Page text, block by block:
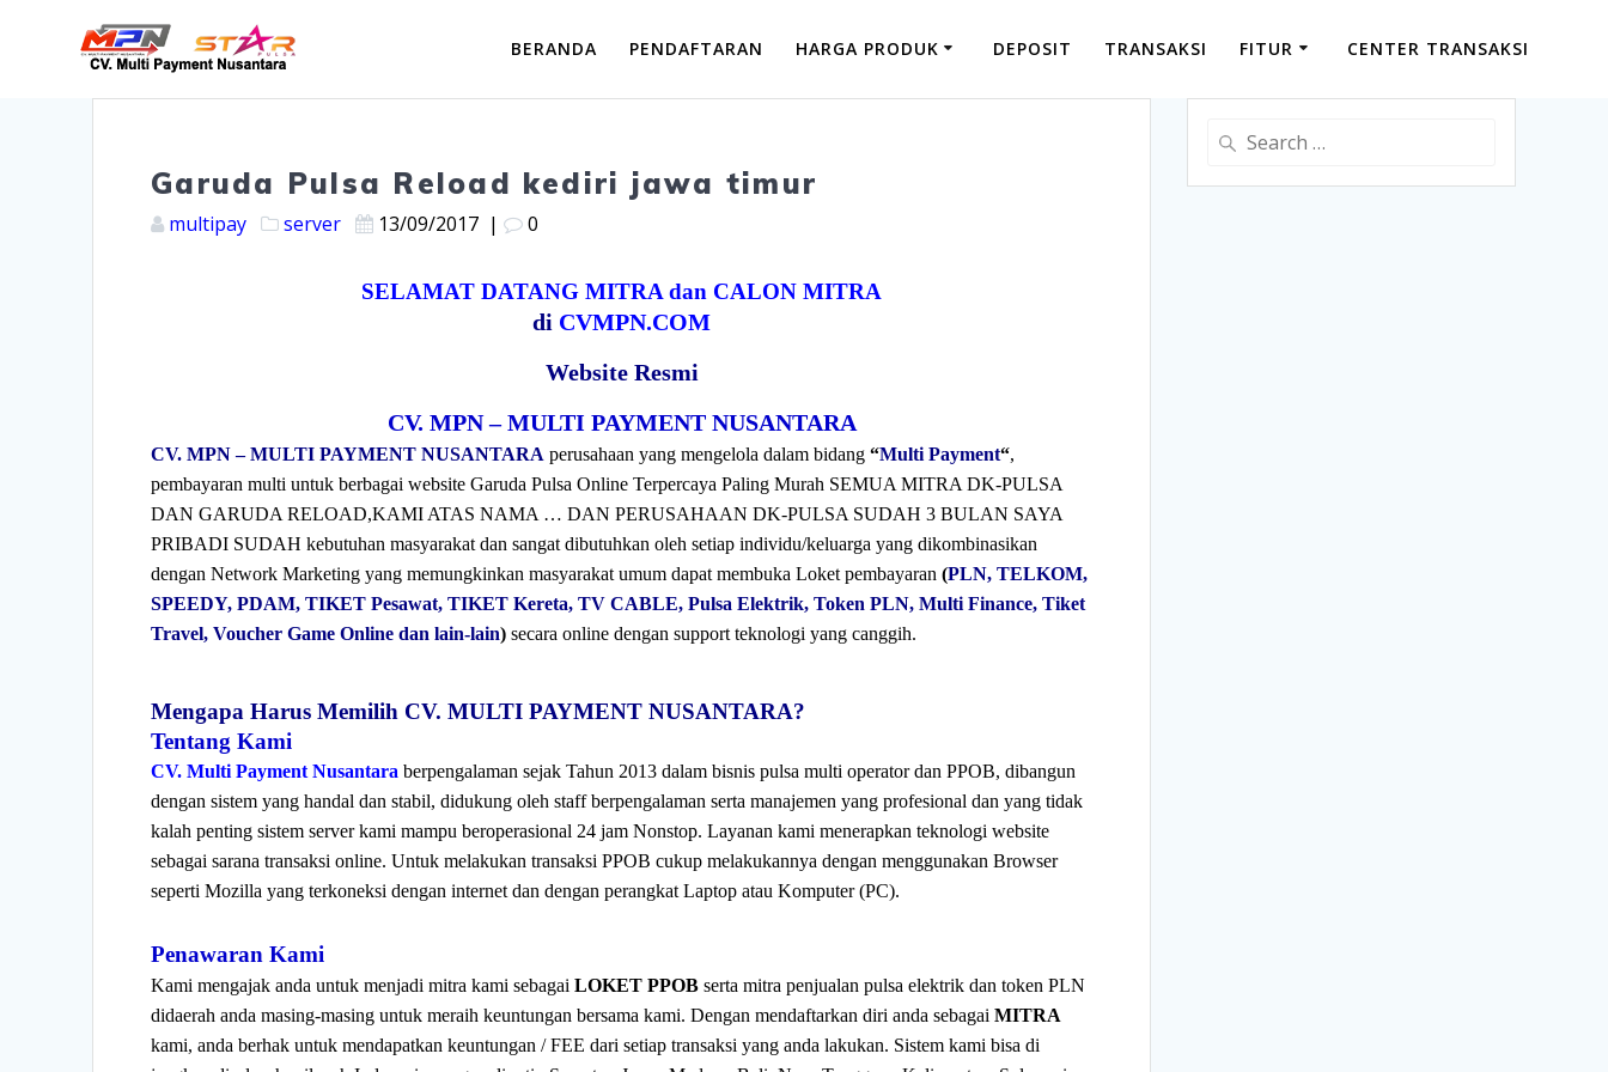
BERANDA PENDAFTARAN HARGA PRODUK DEPOSIT TRANSAKSI FITUR CENTER TRANSAKSI
Garuda Pulsa Reload kediri jawa timur
multipay server 13/09/2017 | 0
SELAMAT DATANG MITRA dan CALON MITRA
di CVMPN.COM
Website Resmi
CV. MPN – MULTI PAYMENT NUSANTARA
CV. MPN – MULTI PAYMENT NUSANTARA perusahaan yang mengelola dalam bidang“Multi Payment“,
pembayaran multi untuk berbagai website Garuda Pulsa Online Terpercaya Paling Murah SEMUA MITRA DK-PULSA
DAN GARUDA RELOAD,KAMI ATAS NAMA … DAN PERUSAHAAN DK-PULSA SUDAH 3 BULAN SAYA
PRIBADI SUDAH kebutuhan masyarakat dan sangat dibutuhkan oleh setiap individu/keluarga yang dikombinasikan
dengan Network Marketing yang memungkinkan masyarakat umum dapat membuka Loket pembayaran(PLN, TELKOM,
SPEEDY, PDAM, TIKET Pesawat, TIKET Kereta, TV CABLE, Pulsa Elektrik, Token PLN, Multi Finance, Tiket
Travel, Voucher Game Online dan lain-lain) secara online dengan support teknologi yang canggih.
Mengapa Harus Memilih CV. MULTI PAYMENT NUSANTARA?
Tentang Kami
CV. Multi Payment Nusantara berpengalaman sejak Tahun 2013 dalam bisnis pulsa multi operator dan PPOB, dibangun
dengan sistem yang handal dan stabil, didukung oleh staff berpengalaman serta manajemen yang profesional dan yang tidak
kalah penting sistem server kami mampu beroperasional 24 jam Nonstop. Layanan kami menerapkan teknologi website
sebagai sarana transaksi online. Untuk melakukan transaksi PPOB cukup melakukannya dengan menggunakan Browser
seperti Mozilla yang terkoneksi dengan internet dan dengan perangkat Laptop atau Komputer (PC).
Penawaran Kami
Kami mengajak anda untuk menjadi mitra kami sebagaiLOKET PPOB serta mitra penjualan pulsa elektrik dan token PLN
didaerah anda masing-masing untuk meraih keuntungan bersama kami. Dengan mendaftarkan diri anda sebagaiMITRA
kami, anda berhak untuk mendapatkan keuntungan / FEE dari setiap transaksi yang anda lakukan. Sistem kami bisa di
Search